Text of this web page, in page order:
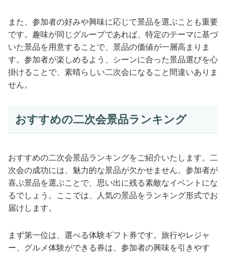
また、参加者の好みや興味に応じて景品を選ぶことも重要
です。趣味が同じグループであれば、特定のテーマに基づ
いた景品を用意することで、景品の価値が一層高まりま
す。参加者が楽しめるよう、シーンに合った景品選びを心
掛けることで、素晴らしい二次会になること間違いありま
せん。
おすすめの二次会景品ランキング
おすすめの二次会景品ランキングをご紹介いたします。二
次会の成功には、魅力的な景品が欠かせません。参加者が
喜ぶ景品を選ぶことで、思い出に残る素敵なイベントにな
るでしょう。ここでは、人気の景品をランキング形式でお
届けします。
まず第一位は、選べる体験ギフト券です。旅行やレジャ
ー、グルメ体験ができる券は、参加者の興味を引きやす